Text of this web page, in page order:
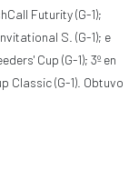
Futurity (G-1);
S. (G-1); e
Cup (G-1); 3º en
Classic (G-1). Obtuvo